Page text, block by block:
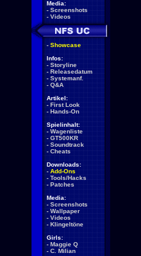
Media:
- Screenshots
- Videos
- Showcase
Infos:
- Storyline
- Releasedatum
- Systemanf.
- Q&A
Artikel:
- First Look
- Hands-On
Spielinhalt:
- Wagenliste
- GT500KR
- Soundtrack
- Cheats
Downloads:
- Add-Ons
- Tools/Hacks
- Patches
Media:
- Screenshots
- Wallpaper
- Videos
- Klingeltöne
Girls:
- Maggie Q
- C. Milian